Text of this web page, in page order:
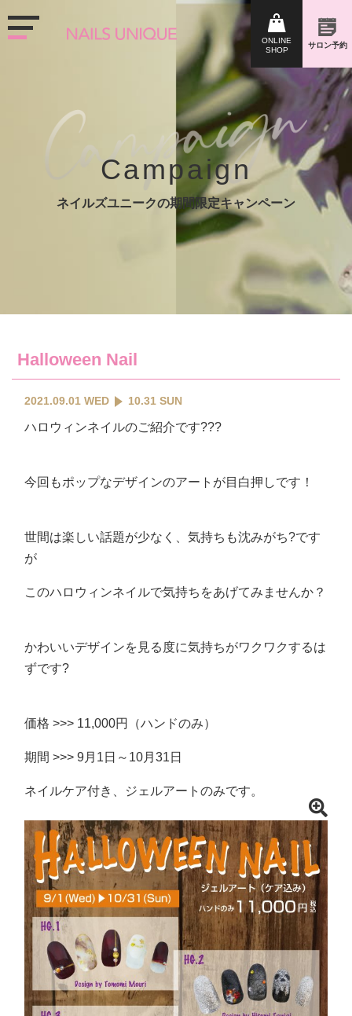
Campaign
ネイルズユニークの期間限定キャンペーン
Halloween Nail
2021.09.01 WED 10.31 SUN
ハロウィンネイルのご紹介です???
今回もポップなデザインのアートが目白押しです！
世間は楽しい話題が少なく、気持ちも沈みがち?です
が
このハロウィンネイルで気持ちをあげてみませんか？
かわいいデザインを見る度に気持ちがワクワクするは
ずです?
価格 >>> 11,000円（ハンドのみ）
期間 >>> 9月1日～10月31日
ネイルケア付き、ジェルアートのみです。